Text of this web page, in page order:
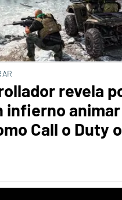
revela
infierno animar
Call o Duty o